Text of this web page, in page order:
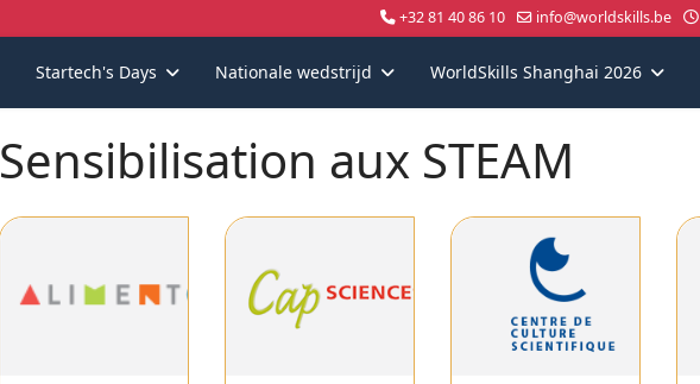
+32 81 40 86 10 info@worldskills.be
Startech's Days Nationale wedstrijd WorldSkills Shanghai 2026
Sensibilisation aux STEAM